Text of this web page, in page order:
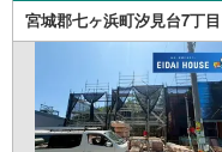
宮城郡七ヶ浜町汐見台7丁目